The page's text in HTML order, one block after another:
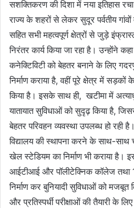
सशक्तिकरण की दिशा में नया इतिहास
राज्य के शहरों से लेकर सुदूर पर्वतीय
सहित सभी महत्वपूर्ण क्षेत्रों से जुड़े
निरंतर कार्य किया जा रहा है। उन्होंने
कनेक्टिविटी को बेहतर बनाने के लिए
निर्माण कराया है, वहीं पूरे क्षेत्र में
किया है। इसके साथ ही, खटीमा में
यातायात सुविधाओं को सुदृढ़ किया है,
बेहतर परिवहन व्यवस्था उपलब्ध हो रही
विद्यालय की स्थापना करने के साथ-
खेल स्टेडियम का निर्माण भी कराया
आईटीआई और पॉलीटेक्निक कॉलेज तथा
निर्माण कर बुनियादी सुविधाओं को मजबूत
और प्रतिस्पर्धी परीक्षाओं की तैयारी के